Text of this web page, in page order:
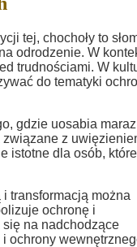
tej, chochoły to
odrodzenie. W
trudnościami. W
do tematyki
gdzie uosabia
z
istotne dla osób, które
transformacją można
ochronę i
się na nadchodzące
ochrony